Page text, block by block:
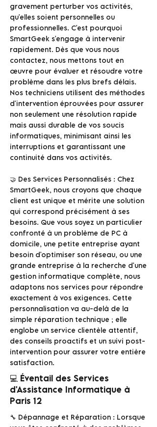
gravement perturber vos activités,
qu'elles soient personnelles ou
professionnelles. C'est pourquoi
SmartGeek s'engage à intervenir
rapidement. Dès que vous nous
contactez, nous mettons tout en
œuvre pour évaluer et résoudre votre
problème dans les plus brefs délais.
Nos techniciens utilisent des méthodes
d'intervention éprouvées pour assurer
non seulement une résolution rapide
mais aussi durable de vos soucis
informatiques, minimisant ainsi les
interruptions et garantissant une
continuité dans vos activités.
🤝 Des Services Personnalisés : Chez
SmartGeek, nous croyons que chaque
client est unique et mérite une solution
qui correspond précisément à ses
besoins. Que vous soyez un particulier
confronté à un problème de PC à
domicile, une petite entreprise ayant
besoin d'optimiser son réseau, ou une
grande entreprise à la recherche d'une
gestion informatique complète, nous
adaptons nos services pour répondre
exactement à vos exigences. Cette
personnalisation va au-delà de la
simple réparation technique ; elle
englobe un service clientèle attentif,
des conseils proactifs et un suivi post-
intervention pour assurer votre entière
satisfaction.
💻 Éventail des Services
d'Assistance Informatique à
Paris 12
🔧 Dépannage et Réparation : Lorsque